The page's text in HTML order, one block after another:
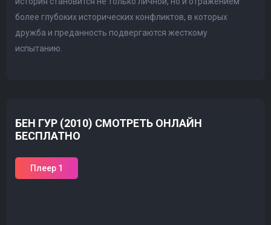
более глубоких исторических конфликтов, в которых
дружба и преданность подвергаются жесткому
испытанию.
БЕН ГУР (2010) СМОТРЕТЬ ОНЛАЙН
БЕСПЛАТНО
Плеер 1